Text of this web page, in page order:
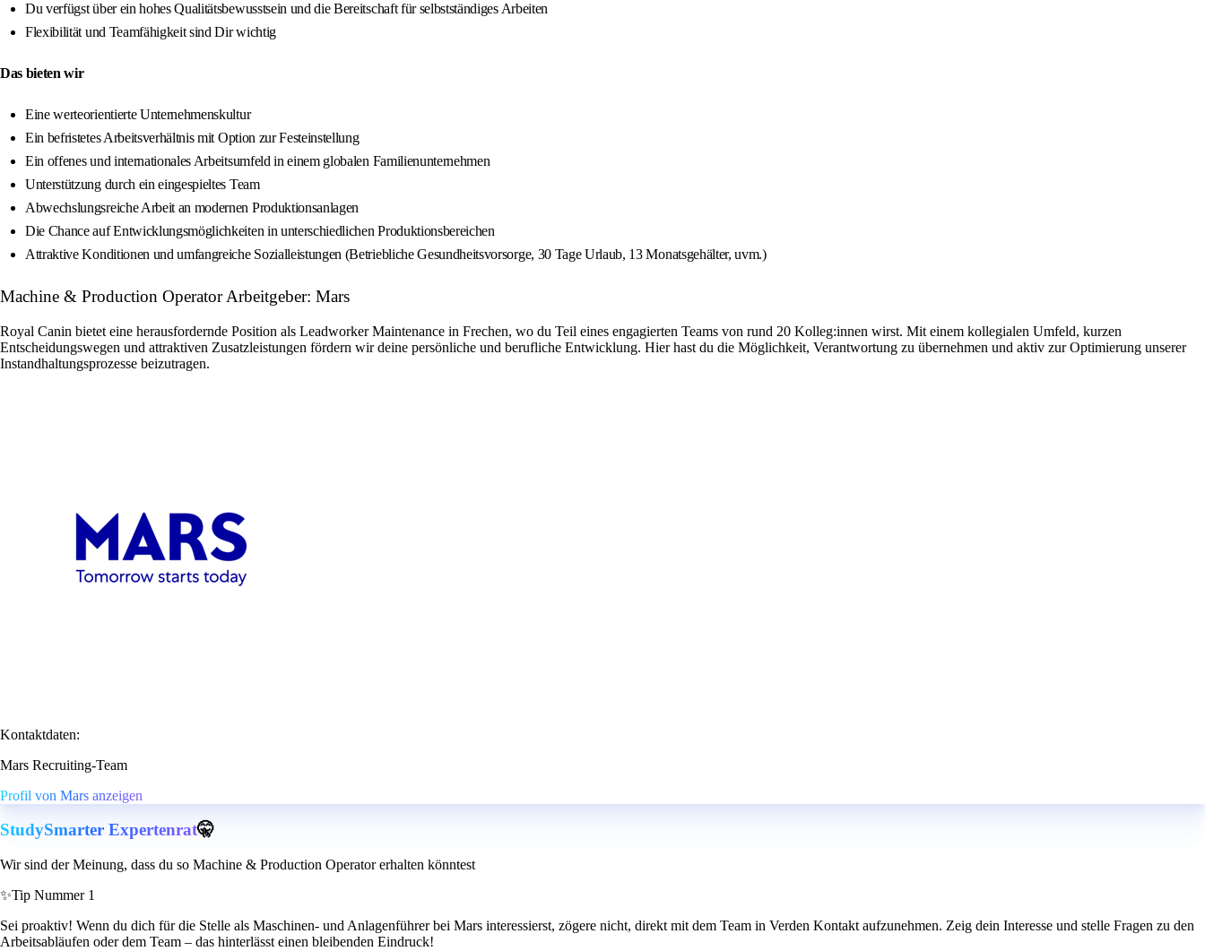
Du verfügst über ein hohes Qualitätsbewusstsein und die Bereitschaft für selbstständiges Arbeiten
Flexibilität und Teamfähigkeit sind Dir wichtig
Das bieten wir
Eine werteorientierte Unternehmenskultur
Ein befristetes Arbeitsverhältnis mit Option zur Festeinstellung
Ein offenes und internationales Arbeitsumfeld in einem globalen Familienunternehmen
Unterstützung durch ein eingespieltes Team
Abwechslungsreiche Arbeit an modernen Produktionsanlagen
Die Chance auf Entwicklungsmöglichkeiten in unterschiedlichen Produktionsbereichen
Attraktive Konditionen und umfangreiche Sozialleistungen (Betriebliche Gesundheitsvorsorge, 30 Tage Urlaub, 13 Monatsgehälter, uvm.)
Machine & Production Operator Arbeitgeber: Mars
Royal Canin bietet eine herausfordernde Position als Leadworker Maintenance in Frechen, wo du Teil eines engagierten Teams von rund 20 Kolleg:innen wirst. Mit einem kollegialen Umfeld, kurzen
Entscheidungswegen und attraktiven Zusatzleistungen fördern wir deine persönliche und berufliche Entwicklung. Hier hast du die Möglichkeit, Verantwortung zu übernehmen und aktiv zur Optimierung unserer
Instandhaltungsprozesse beizutragen.
Kontaktdaten:
Mars Recruiting-Team
Profil von Mars anzeigen
StudySmarter Expertenrat🤫
Wir sind der Meinung, dass du so Machine & Production Operator erhalten könntest
✨Tip Nummer 1
Sei proaktiv! Wenn du dich für die Stelle als Maschinen- und Anlagenführer bei Mars interessierst, zögere nicht, direkt mit dem Team in Verden Kontakt aufzunehmen. Zeig dein Interesse und stelle Fragen zu den
Arbeitsabläufen oder dem Team – das hinterlässt einen bleibenden Eindruck!